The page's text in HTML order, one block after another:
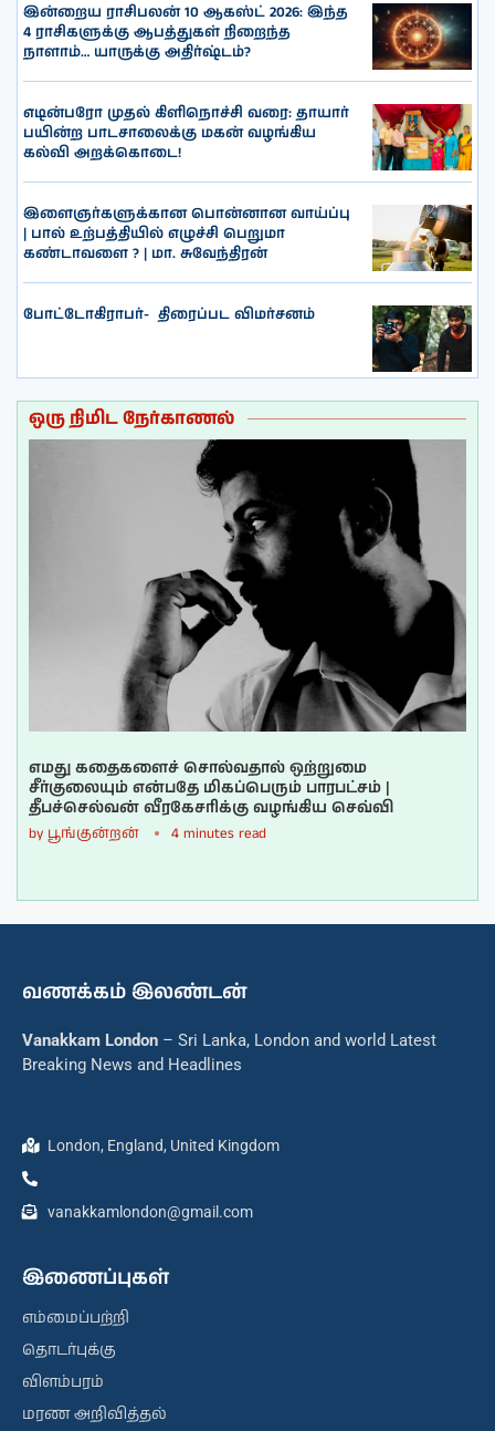
இன்றைய ராசிபலன் 10 ஆகஸ்ட் 2026: இந்த
4 ராசிகளுக்கு ஆபத்துகள் நிறைந்த
நாளாம்… யாருக்கு அதிர்ஷ்டம்?
எடின்பரோ முதல் கிளிநொச்சி வரை: தாயார்
பயின்ற பாடசாலைக்கு மகன் வழங்கிய
கல்வி அறக்கொடை!
இளைஞர்களுக்கான பொன்னான வாய்ப்பு
| பால் உற்பத்தியில் எழுச்சி பெறுமா
கண்டாவளை ? | மா. சுவேந்திரன்
போட்டோகிராபர்- ‌ திரைப்பட விமர்சனம்
ஒரு நிமிட நேர்காணல்
எமது கதைகளைச் சொல்வதால் ஒற்றுமை
சீர்குலையும் என்பதே மிகப்பெரும் பாரபட்சம் |
தீபச்செல்வன் வீரகேசரிக்கு வழங்கிய செவ்வி
by பூங்குன்றன் 4 minutes read
வணக்கம் இலண்டன்
Vanakkam London – Sri Lanka, London and world Latest
Breaking News and Headlines
London, England, United Kingdom
vanakkamlondon@gmail.com
இணைப்புகள்
எம்மைப்பற்றி
தொடர்புக்கு
விளம்பரம்
மரண அறிவித்தல்